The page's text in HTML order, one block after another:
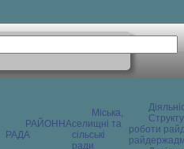
РАЙОННА
РАДА
Міська,
селищні та
сільські
ради
роботи